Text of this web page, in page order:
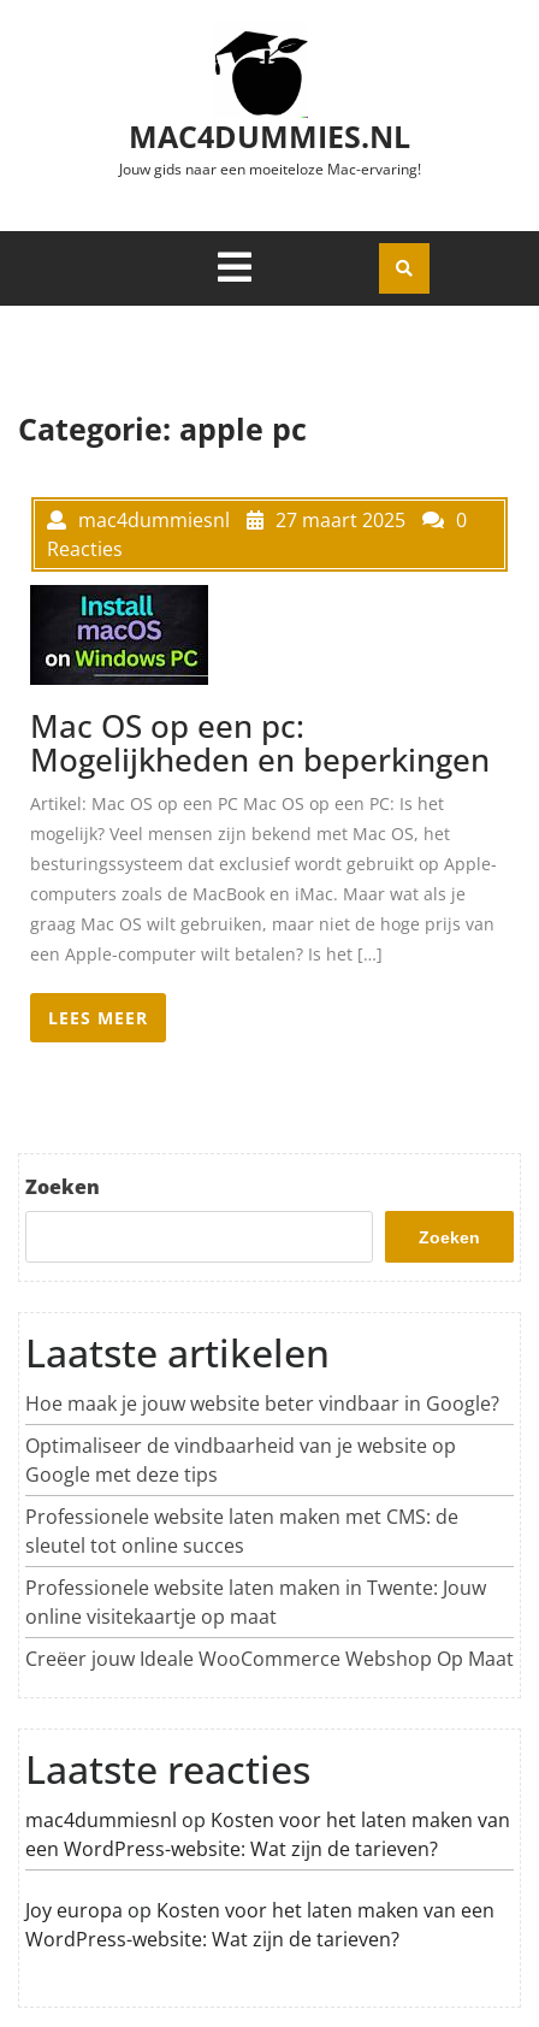
MAC4DUMMIES.NL
Jouw gids naar een moeiteloze Mac-ervaring!
Openen
Categorie: apple pc
mac4dummiesnl 27 maart 2025
0
Reacties
Mac OS op een pc:
Mogelijkheden en beperkingen
Artikel: Mac OS op een PC Mac OS op een PC: Is het
mogelijk? Veel mensen zijn bekend met Mac OS, het
besturingssysteem dat exclusief wordt gebruikt op Apple-
computers zoals de MacBook en iMac. Maar wat als je
graag Mac OS wilt gebruiken, maar niet de hoge prijs van
een Apple-computer wilt betalen? Is het […]
LEES MEER
Zoeken
Zoeken
Laatste artikelen
Hoe maak je jouw website beter vindbaar in Google?
Optimaliseer de vindbaarheid van je website op
Google met deze tips
Professionele website laten maken met CMS: de
sleutel tot online succes
Professionele website laten maken in Twente: Jouw
online visitekaartje op maat
Creëer jouw Ideale WooCommerce Webshop Op Maat
Laatste reacties
mac4dummiesnl op Kosten voor het laten maken van
een WordPress-website: Wat zijn de tarieven?
Joy europa op Kosten voor het laten maken van een
WordPress-website: Wat zijn de tarieven?